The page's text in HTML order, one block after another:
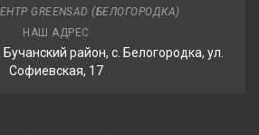
GREENSAD (БЕЛОГОРОДКА)
НАШ АДРЕС
район, с. Белогородка, ул.
Софиевская, 17